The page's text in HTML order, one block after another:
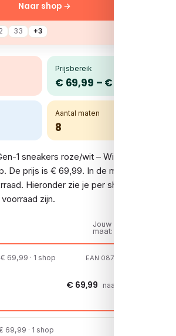
33 +3
Naar shop →
Prijsbereik
€ 69,99 – € 69,99
Aantal maten
8
1 sneakers roze/wit – Wit roze
De prijs is € 69,99. In de maten 29 tot
Hieronder zie je per shop de prijs
zijn.
Jouw
maat:
69,99 · 1 shop EAN 08721108101285
€ 69,99 naar shop →
69,99 · 1 shop